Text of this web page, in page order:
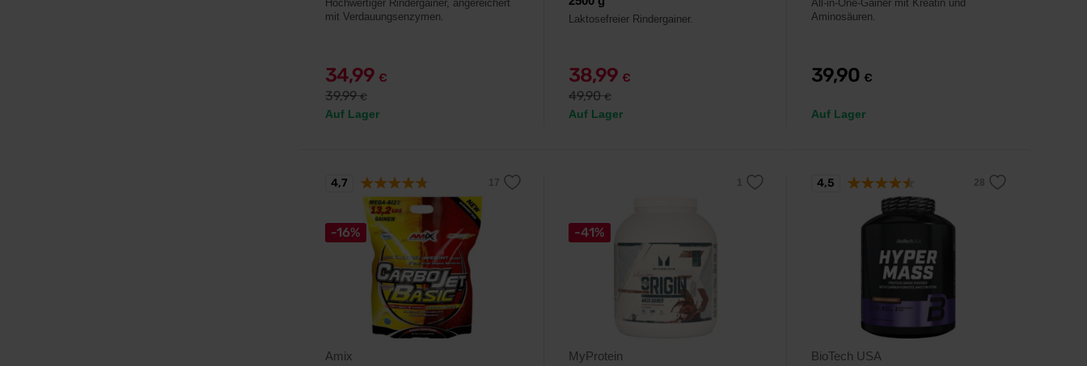
Hochwertiger Rindergainer, angereichert
mit Verdauungsenzymen.
34,99 €
39,99€
Auf Lager
Laktosefreier Rindergainer.
38,99 €
49,90€
Auf Lager
All-in-One-Gainer mit Kreatin und
Aminosäuren.
39,90 €
Auf Lager
-16%
Amix
4,7
-41%
MyProtein
BioTech USA
4,5